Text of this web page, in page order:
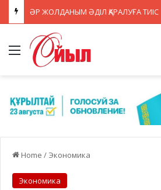
ӘР ЖОЛДАНЫМ ӘДІЛ ҚАРАЛУҒА ТИІС
Menu
Home / Экономика
Экономика